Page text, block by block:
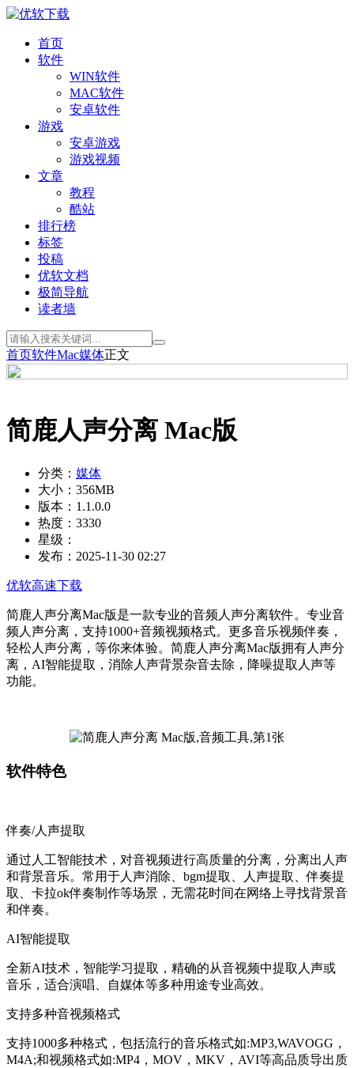
首页
软件
WIN软件
MAC软件
安卓软件
游戏
安卓游戏
游戏视频
文章
教程
酷站
排行榜
标签
投稿
优软文档
极简导航
读者墙
首页软件Mac媒体正文
简鹿人声分离 Mac版
分类： 媒体
大小： 356MB
版本： 1.1.0.0
热度： 3330
星级：
发布： 2025-11-30 02:27
优软高速下载
简鹿人声分离Mac版是一款专业的音频人声分离软件。专业音
频人声分离，支持1000+音频视频格式。更多音乐视频伴奏，
轻松人声分离，等你来体验。简鹿人声分离Mac版拥有人声分
离，AI智能提取，消除人声背景杂音去除，降噪提取人声等
功能。
软件特色
伴奏/人声提取
通过人工智能技术，对音视频进行高质量的分离，分离出人声
和背景音乐。常用于人声消除、bgm提取、人声提取、伴奏提
取、卡拉ok伴奏制作等场景，无需花时间在网络上寻找背景音
和伴奏。
AI智能提取
全新AI技术，智能学习提取，精确的从音视频中提取人声或
音乐，适合演唱、自媒体等多种用途专业高效。
支持多种音视频格式
支持1000多种格式，包括流行的音乐格式如:MP3,WAVOGG，
M4A;和视频格式如:MP4，MOV，MKV，AVI等高品质导出质